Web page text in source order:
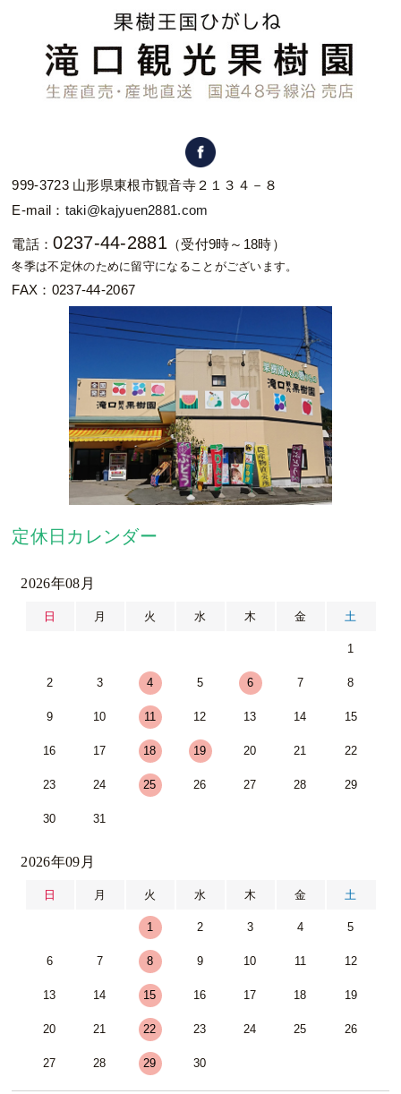
999-3723 山形県東根市観音寺２１３４－８
E-mail： taki@kajyuen2881.com
電話：0237-44-2881（受付9時～18時）
冬季は不定休のために留守になることがございます。
FAX：0237-44-2067
定休日カレンダー
2026年08月
日 月 火 水 木 金 土
1
2 3 4 5 6 7 8
9 10 11 12 13 14 15
16 17 18 19 20 21 22
23 24 25 26 27 28 29
30 31
2026年09月
日 月 火 水 木 金 土
1 2 3 4 5
6 7 8 9 10 11 12
13 14 15 16 17 18 19
20 21 22 23 24 25 26
27 28 29 30